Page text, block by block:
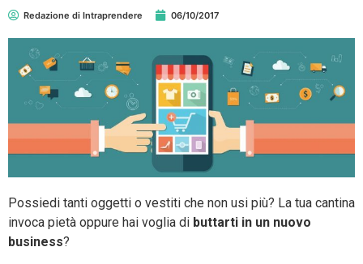
Redazione di Intraprendere 06/10/2017
Possiedi tanti oggetti o vestiti che non usi più? La tua cantina
invoca pietà oppure hai voglia di buttarti in un nuovo
business?